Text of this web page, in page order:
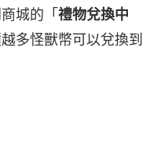
城的「 禮物兌換中
多怪獸幣可以兌換到